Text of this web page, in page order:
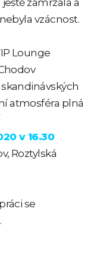
zamrzala a
vzácnost.
Lounge
atmosféra plná
v 16.30
Roztylská
se